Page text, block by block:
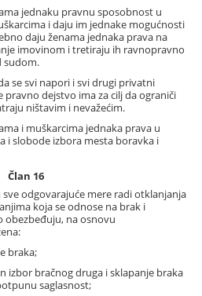
jednaku pravnu sposobnost u
i daju im jednake mogućnosti
daju ženama jednaka prava na
imovinom i tretiraju ih ravnopravno
sudom.
se svi napori i svi drugi privatni
dejstvo ima za cilj da ograniči
ništavim i nevažećim.
i muškarcima jednaka prava u
i slobode izbora mesta boravka i
Član 16
sve odgovarajuće mere radi otklanjanja
koja se odnose na brak i
obezbeđuju, na osnovu
braka;
izbor bračnog druga i sklapanje braka
saglasnost;